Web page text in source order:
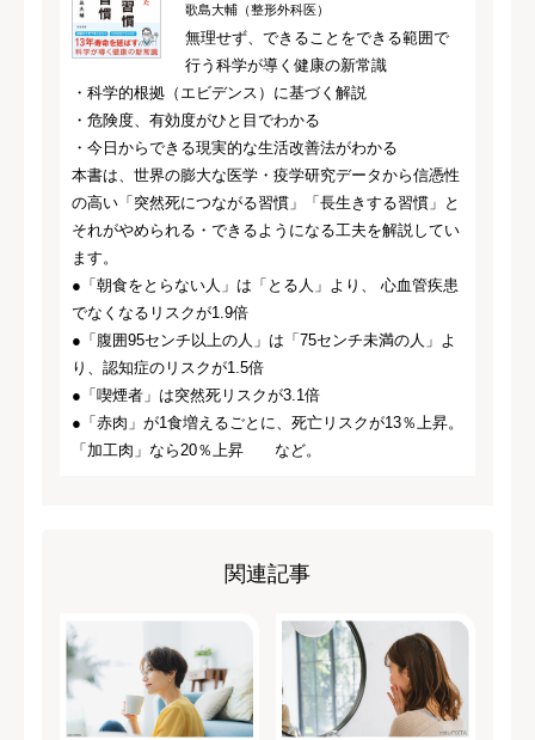
歌島大輔（整形外科医）
無理せず、できることをできる範囲で
行う科学が導く健康の新常識
・科学的根拠（エビデンス）に基づく解説
・危険度、有効度がひと目でわかる
・今日からできる現実的な生活改善法がわかる
本書は、世界の膨大な医学・疫学研究データから信憑性
の高い「突然死につながる習慣」「長生きする習慣」と
それがやめられる・できるようになる工夫を解説してい
ます。
●「朝食をとらない人」は「とる人」より、 心血管疾患
でなくなるリスクが1.9倍
●「腹囲95センチ以上の人」は「75センチ未満の人」よ
り、認知症のリスクが1.5倍
●「喫煙者」は突然死リスクが3.1倍
●「赤肉」が1食増えるごとに、死亡リスクが13％上昇。
「加工肉」なら20％上昇 など。
関連記事